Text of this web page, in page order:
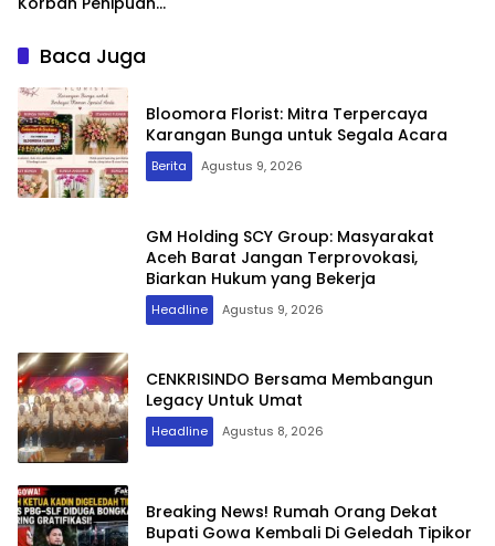
Baca Juga
Bloomora Florist: Mitra Terpercaya
Karangan Bunga untuk Segala Acara
Berita Agustus 9, 2026
GM Holding SCY Group: Masyarakat
Aceh Barat Jangan Terprovokasi,
Biarkan Hukum yang Bekerja
Headline Agustus 9, 2026
CENKRISINDO Bersama Membangun
Legacy Untuk Umat
Headline Agustus 8, 2026
Breaking News! Rumah Orang Dekat
Bupati Gowa Kembali Di Geledah Tipikor